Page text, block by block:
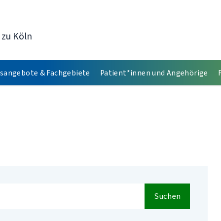
Köln
& Fachgebiete Patient*innen und Angehörige
Suchen